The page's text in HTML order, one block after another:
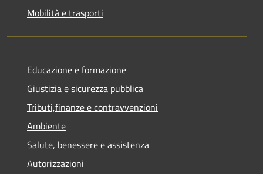
Mobilità e trasporti
Educazione e formazione
Giustizia e sicurezza pubblica
Tributi,finanze e contravvenzioni
Ambiente
Salute, benessere e assistenza
Autorizzazioni